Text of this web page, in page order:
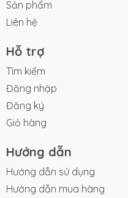
Sản phẩm
Liên hệ
Hỗ trợ
Tìm kiếm
Đăng nhập
Đăng ký
Giỏ hàng
Hướng dẫn
Hướng dẫn sử dụng
Hướng dẫn mua hàng